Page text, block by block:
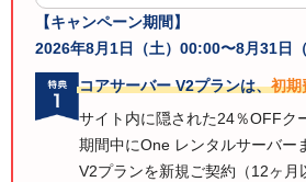
【キャンペーン期間】
2026年8月1日（土）00:00〜8月31日
コアサーバー V2プランは、初期
サイト内に隠された24％OFFク
期間中にOne レンタルサーバー
V2プランを新規ご契約（12ヶ月